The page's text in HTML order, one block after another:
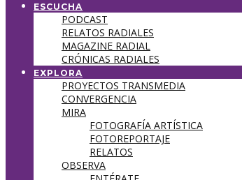
ESCUCHA
PODCAST
RELATOS RADIALES
MAGAZINE RADIAL
CRÓNICAS RADIALES
EXPLORA
PROYECTOS TRANSMEDIA
CONVERGENCIA
MIRA
FOTOGRAFÍA ARTÍSTICA
FOTOREPORTAJE
RELATOS
OBSERVA